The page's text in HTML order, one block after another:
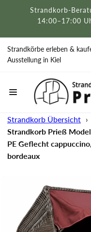
Strandkorb-
14:00–17:00
Strandkörbe erleben &
Ausstellung in Kiel
Strandkorb Übersicht ›
Strandkorb Prieß
PE Geflecht
bordeaux